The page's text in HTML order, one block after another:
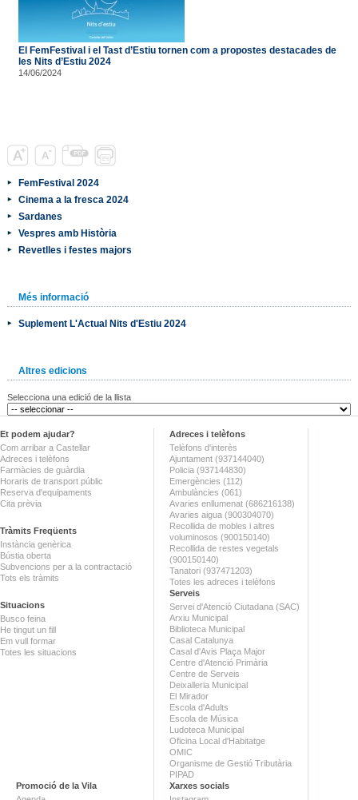
El FemFestival i el Tast d’Estiu tornen com a propostes destacades de
les Nits d’Estiu 2024
14/06/2024
FemFestival 2024
Cinema a la fresca 2024
Sardanes
Vespres amb Història
Revetlles i festes majors
Més informació
Suplement L'Actual Nits d'Estiu 2024
Altres edicions
Selecciona una edició de la llista
Et podem ajudar?
Com arribar a Castellar
Adreces i telèfons
Farmàcies de guàrdia
Horaris de transport públic
Reserva d'equipaments
Cita prèvia
Tràmits Freqüents
Instància genèrica
Bústia oberta
Subvencions per a la contractació
Tots els tràmits
Situacions
Busco feina
He tingut un fill
Em vull formar
Totes les situacions
Adreces i telèfons
Telèfons d'interès
Ajuntament (937144040)
Policia (937144830)
Emergències (112)
Ambulàncies (061)
Avaries enllumenat (686216138)
Avaries aigua (900304070)
Recollida de mobles i altres
voluminosos (900150140)
Recollida de restes vegetals
(900150140)
Tanatori (937471203)
Totes les adreces i telèfons
Serveis
Servei d'Atenció Ciutadana (SAC)
Arxiu Municipal
Biblioteca Municipal
Casal Catalunya
Casal d'Avis Plaça Major
Centre d'Atenció Primària
Centre de Serveis
Deixalleria Municipal
El Mirador
Escola d'Adults
Escola de Música
Ludoteca Municipal
Oficina Local d'Habitatge
OMIC
Organisme de Gestió Tributària
PIPAD
Promoció de la Vila
Xarxes socials